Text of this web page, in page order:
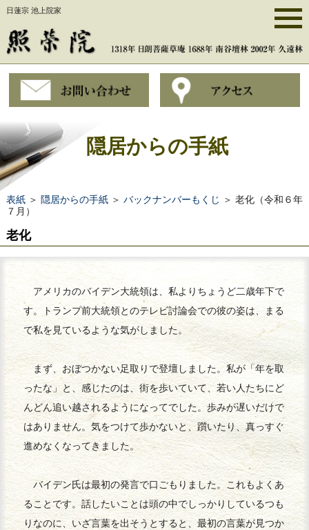
日蓮宗 池上院家
隠居からの手紙
表紙＞ 隠居からの手紙＞ バックナンバーもくじ ＞ 老化（令和６年
７月）
老化
アメリカのバイデン大統領は、私よりちょうど二歳年下で
す。トランプ前大統領とのテレビ討論会での彼の姿は、まる
で私を見ているような気がしました。
まず、おぼつかない足取りで登壇しました。私が「年を取
ったな」と、感じたのは、街を歩いていて、若い人たちにど
んどん追い越されるようになってでした。歩みが遅いだけで
はありません。気をつけて歩かないと、躓いたり、真っすぐ
進めなくなってきました。
バイデン氏は最初の発言で口ごもりました。これもよくあ
ることです。話したいことは頭の中でしっかりしているつも
りなのに、いざ言葉を出そうとすると、最初の言葉が見つか